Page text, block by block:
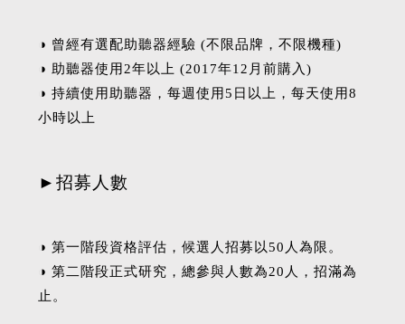
◑ 曾經有選配助聽器經驗 (不限品牌，不限機種)
◑ 助聽器使用2年以上 (2017年12月前購入)
◑ 持續使用助聽器，每週使用5日以上，每天使用8
小時以上
►招募人數
◑ 第一階段資格評估，候選人招募以50人為限。
◑ 第二階段正式研究，總參與人數為20人，招滿為
止。